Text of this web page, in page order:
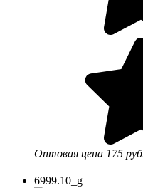
Оптовая цена 175
6999.10_g